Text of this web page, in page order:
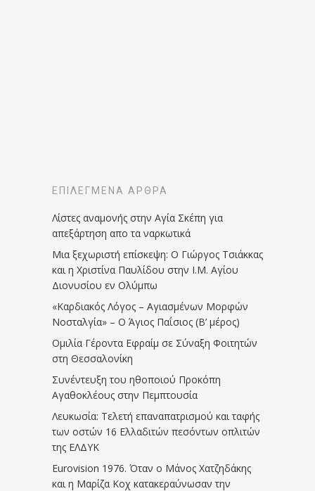
ΕΠΙΛΕΓΜΈΝΑ ΆΡΘΡΑ
Λίστες αναμονής στην Αγία Σκέπη για
απεξάρτηση απο τα ναρκωτικά
Μια ξεχωριστή επίσκεψη: Ο Γιώργος Τσιάκκας
και η Χριστίνα Παυλίδου στην Ι.Μ. Αγίου
Διονυσίου εν Ολύμπω
«Καρδιακός Λόγος – Αγιασμένων Μορφών
Νοσταλγία» – Ο Άγιος Παΐσιος (Β’ μέρος)
Ομιλία Γέροντα Εφραίμ σε Σύναξη Φοιτητών
στη Θεσσαλονίκη
Συνέντευξη του ηθοποιού Προκόπη
Αγαθοκλέους στην Πεμπτουσία
Λευκωσία: Τελετή επαναπατρισμού και ταφής
των οστών 16 Ελλαδιτών πεσόντων οπλιτών
της ΕΛΔΥΚ
Eurovision 1976. Όταν ο Μάνος Χατζηδάκης
και η Μαρίζα Κοχ κατακεραύνωσαν την